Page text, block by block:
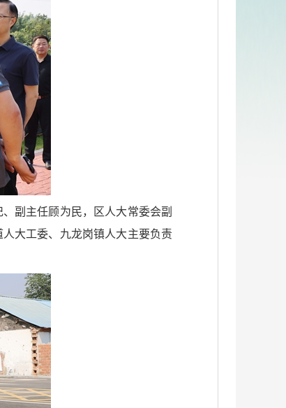
副主任顾为民，区人大常委会副
大工委、九龙岗镇人大主要负责